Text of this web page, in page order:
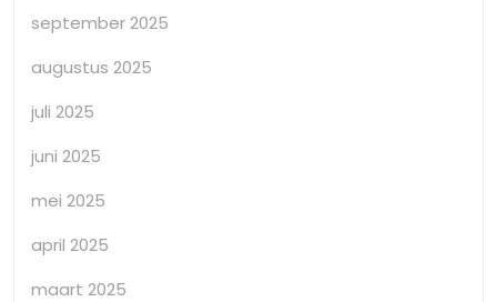
september 2025
augustus 2025
juli 2025
juni 2025
mei 2025
april 2025
maart 2025